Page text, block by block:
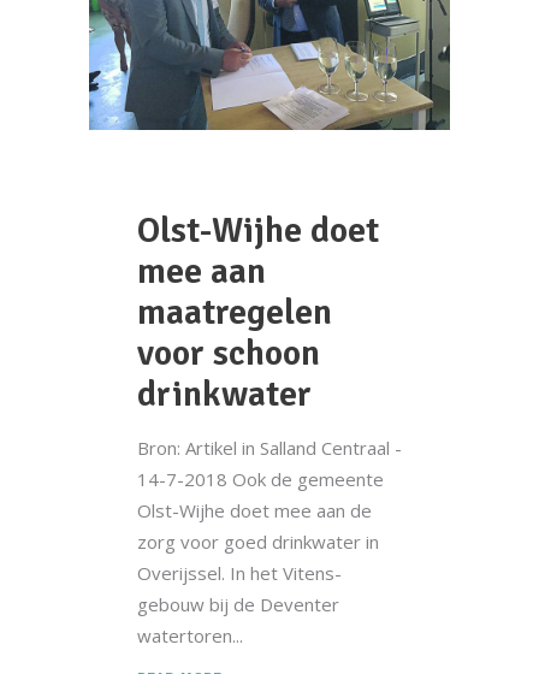
Olst-Wijhe doet
mee aan
maatregelen
voor schoon
drinkwater
Bron: Artikel in Salland Centraal -
14-7-2018 Ook de gemeente
Olst-Wijhe doet mee aan de
zorg voor goed drinkwater in
Overijssel. In het Vitens-
gebouw bij de Deventer
watertoren